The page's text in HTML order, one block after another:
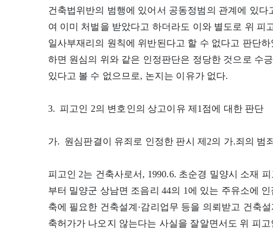
건축법위반의 범행에 있어서 공동정범의 관계에 있
여 이미 처벌을 받았다고 하더라도 이와 별도로 위 피
일사부재리의 원칙에 위반된다고 할 수 없다고 판단
하면 원심의 위와 같은 인정판단은 정당한 것으로 수
있다고 볼 수 없으므로, 논지는 이유가 없다.
3. 피고인 2의 변호인의 상고이유 제1점에 대한 판단
가. 원심판결이 유죄로 인정한 판시 제2의 가.죄의 범
피고인 2는 건축사로서, 1990.6. 초순경 밀양시 소재
부터 밀양군 상남면 조음리 44의 1에 있는 주유소에
축에 필요한 건축설계·감리업무 등을 의뢰받고 건축
축허가가 나오지 않는다는 사실을 잘알면서도 위 피